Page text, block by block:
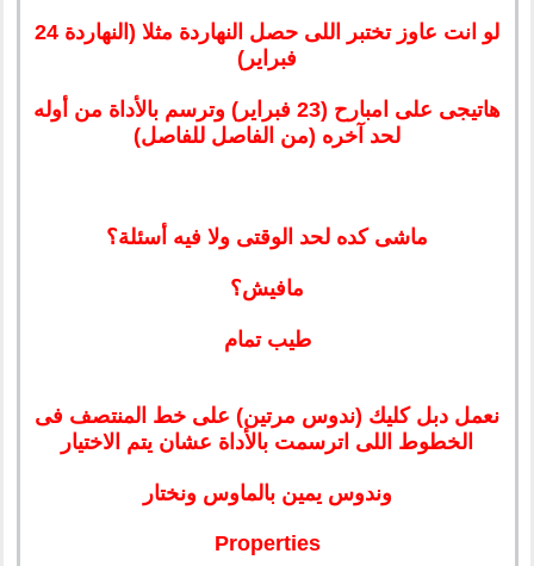
لو انت عاوز تختبر اللى حصل النهاردة مثلا (النهاردة 24
فبراير)
هاتيجى على امبارح (23 فبراير) وترسم بالأداة من أوله
لحد آخره (من الفاصل للفاصل)
ماشى كده لحد الوقتى ولا فيه أسئلة؟
مافيش؟
طيب تمام
نعمل دبل كليك (ندوس مرتين) على خط المنتصف فى
الخطوط اللى اترسمت بالأداة عشان يتم الاختيار
وندوس يمين بالماوس ونختار
Properties